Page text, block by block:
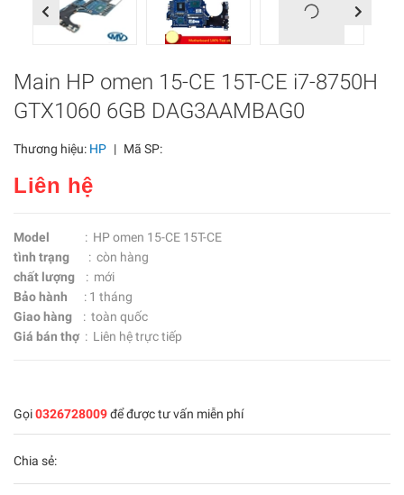
Previous Next
Main HP omen 15-CE 15T-CE i7-8750H
GTX1060 6GB DAG3AAMBAG0
Thương hiệu: HP | Mã SP:
Liên hệ
Model : HP omen 15-CE 15T-CE
tình trạng
: còn hàng
chất lượng : mới
Bảo hành
: 1 tháng
Giao hàng : toàn quốc
Giá bán thợ : Liên hệ trực tiếp
Gọi0326728009để được tư vấn miễn phí
Chia sẻ: